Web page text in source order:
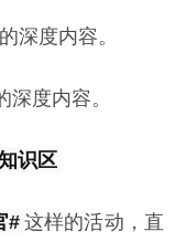
深度内容。
深度内容。
识区
# 这样的活动，直